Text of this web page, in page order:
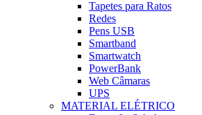
Tapetes para Ratos
Redes
Pens USB
Smartband
Smartwatch
PowerBank
Web Câmaras
UPS
MATERIAL ELÉTRICO